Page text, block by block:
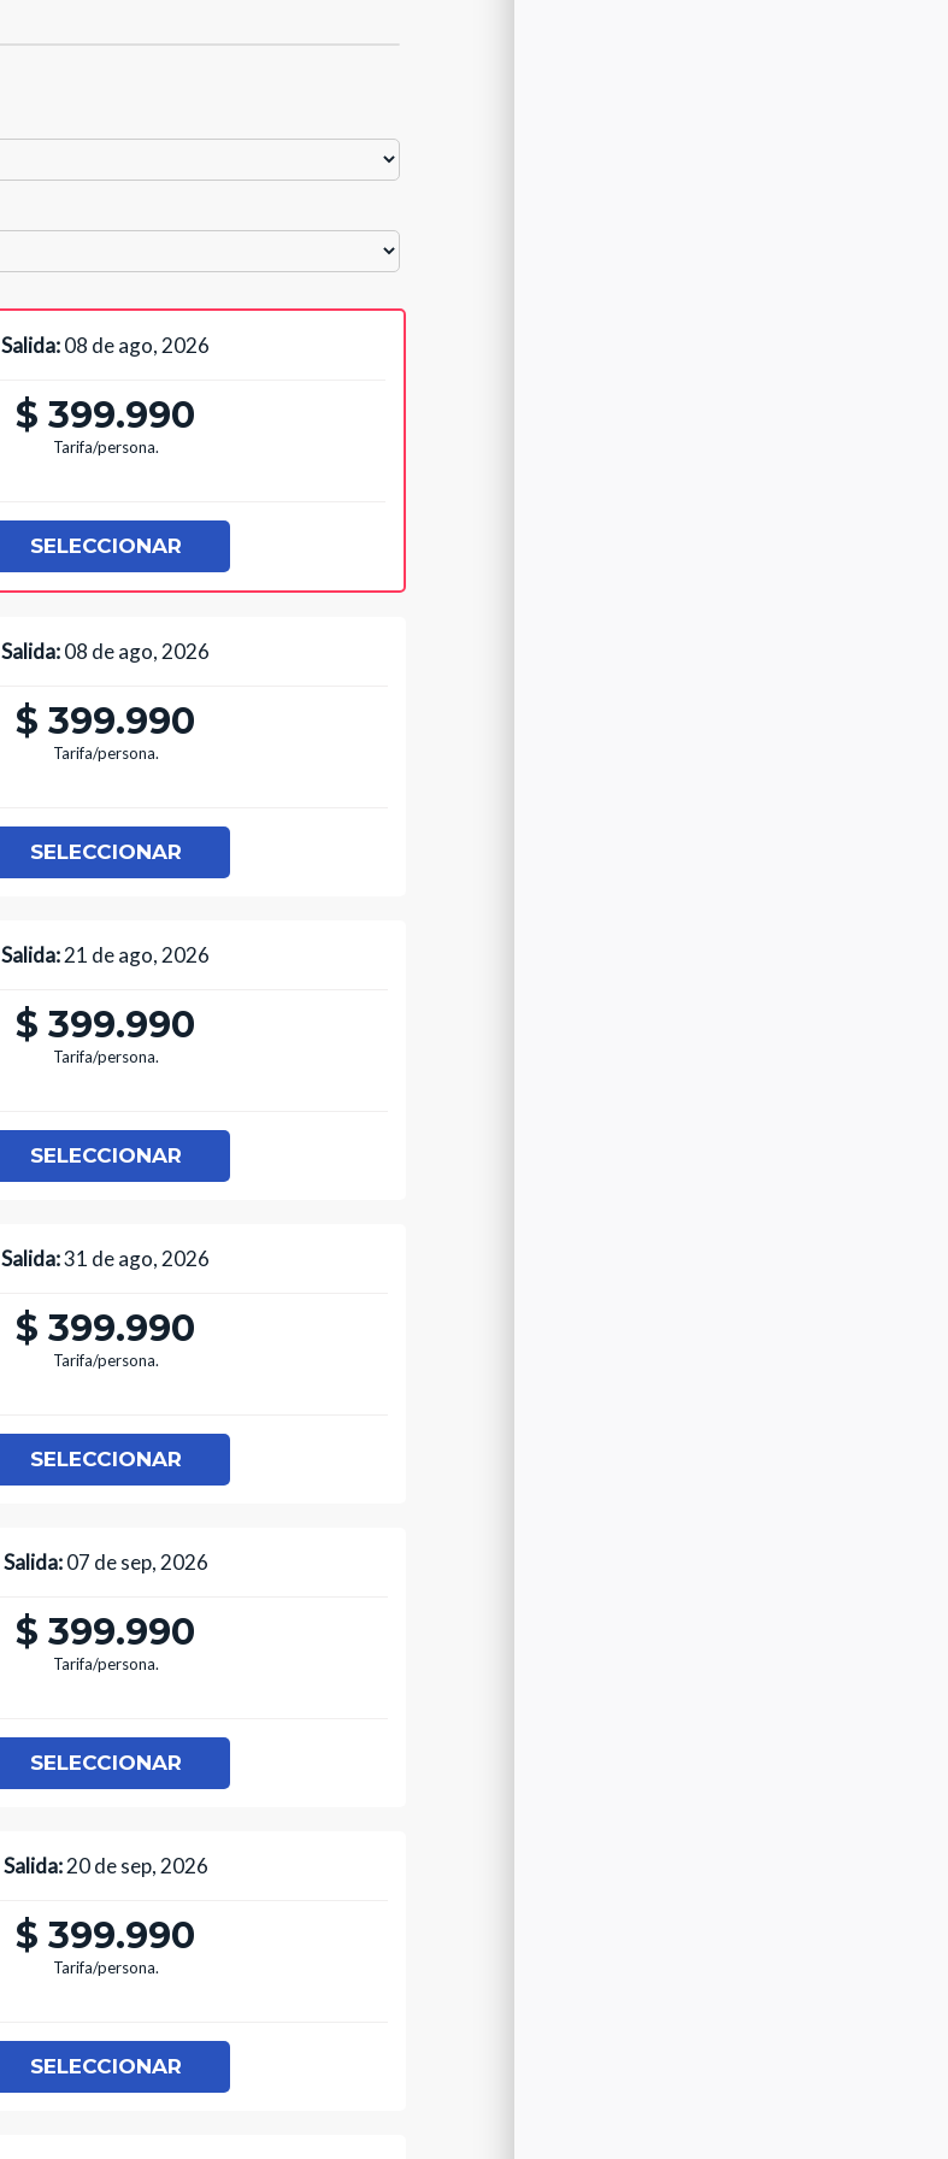
Salida:08 de ago, 2026
$ 399.990
Tarifa/persona.
SELECCIONAR
Salida:08 de ago, 2026
$ 399.990
Tarifa/persona.
SELECCIONAR
Salida:21 de ago, 2026
$ 399.990
Tarifa/persona.
SELECCIONAR
Salida:31 de ago, 2026
$ 399.990
Tarifa/persona.
SELECCIONAR
Salida:07 de sep, 2026
$ 399.990
Tarifa/persona.
SELECCIONAR
Salida:20 de sep, 2026
$ 399.990
Tarifa/persona.
SELECCIONAR